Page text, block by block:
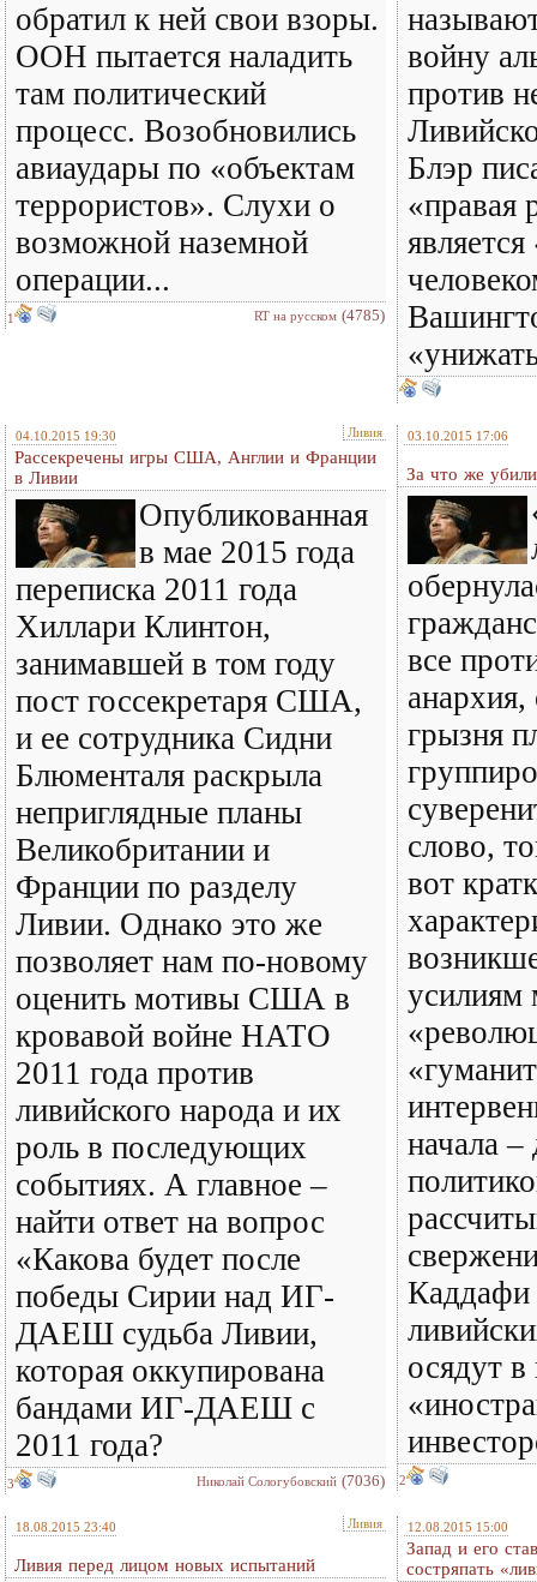
обратил к ней свои взоры.
ООН пытается наладить
там политический
процесс. Возобновились
авиаудары по «объектам
террористов». Слухи о
возможной наземной
операции...
1 RT на русском (4785)
войну
против
Блэр
«правая
04.10.2015 19:30 Ливия
Рассекречены игры США, Англии и Франции
в Ливии
Опубликованная
в мае 2015 года
переписка 2011 года
Хиллари Клинтон,
занимавшей в том году
пост госсекретаря США,
и ее сотрудника Сидни
Блюменталя раскрыла
неприглядные планы
Великобритании и
Франции по разделу
Ливии. Однако это же
позволяет нам по-новому
оценить мотивы США в
кровавой войне НАТО
2011 года против
ливийского народа и их
роль в последующих
событиях. А главное –
найти ответ на вопрос
«Какова будет после
победы Сирии над ИГ-
ДАЕШ судьба Ливии,
которая оккупирована
бандами ИГ-ДАЕШ с
2011 года?
3 Николай Сологубовский (7036)
03.10.2015 17:06
За что же
все
анархия,
грызня
слово,
вот
усилиям
начала
Каддафи
осядут
2
18.08.2015 23:40 Ливия
Ливия перед лицом новых испытаний
12.08.2015 15:00
Запад и его
состряпать